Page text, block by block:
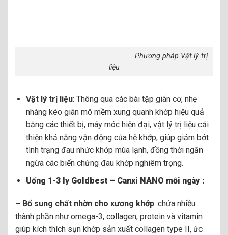
Phương pháp Vật lý trị
liệu
Vật lý trị liệu: Thông qua các bài tập giãn cơ, nhẹ
nhàng kéo giãn mô mềm xung quanh khớp hiệu quả
bằng các thiết bị, máy móc hiện đại, vật lý trị liệu cải
thiện khả năng vận động của hệ khớp, giúp giảm bớt
tình trạng đau nhức khớp mùa lạnh, đồng thời ngăn
ngừa các biến chứng đau khớp nghiêm trọng.
Uống 1-3 ly Goldbest – Canxi NANO mỗi ngày :
– Bổ sung chất nhờn cho xương khớp: chứa nhiều
thành phần như omega-3, collagen, protein và vitamin
giúp kích thích sụn khớp sản xuất collagen type II, ức